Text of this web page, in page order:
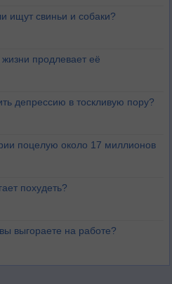
ищут свиньи и собаки?
продлевает её
депрессию в тоскливую пору?
поцелую около 17 миллионов
похудеть?
выгораете на работе?